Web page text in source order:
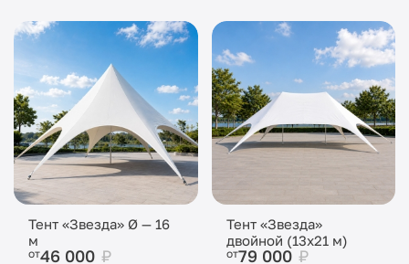
Тент «Звезда» Ø — 16
м
от46 000 ₽
Тент «Звезда»
двойной (13x21 м)
от79 000 ₽